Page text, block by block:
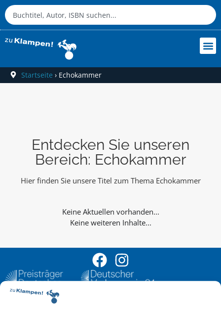
Startseite › Echokammer
Entdecken Sie unseren
Bereich: Echokammer
Hier finden Sie unsere Titel zum Thema Echokammer
Keine weiteren Inhalte...